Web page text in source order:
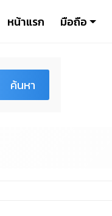
หน้าแรก มือถือ
ค้นหา